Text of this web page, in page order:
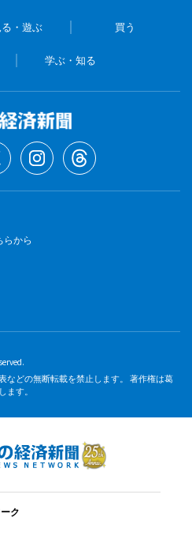
る・遊ぶ 買う
学ぶ・知る
らから
などの無断転載を禁止します。 著作権は葛
ます。
ク